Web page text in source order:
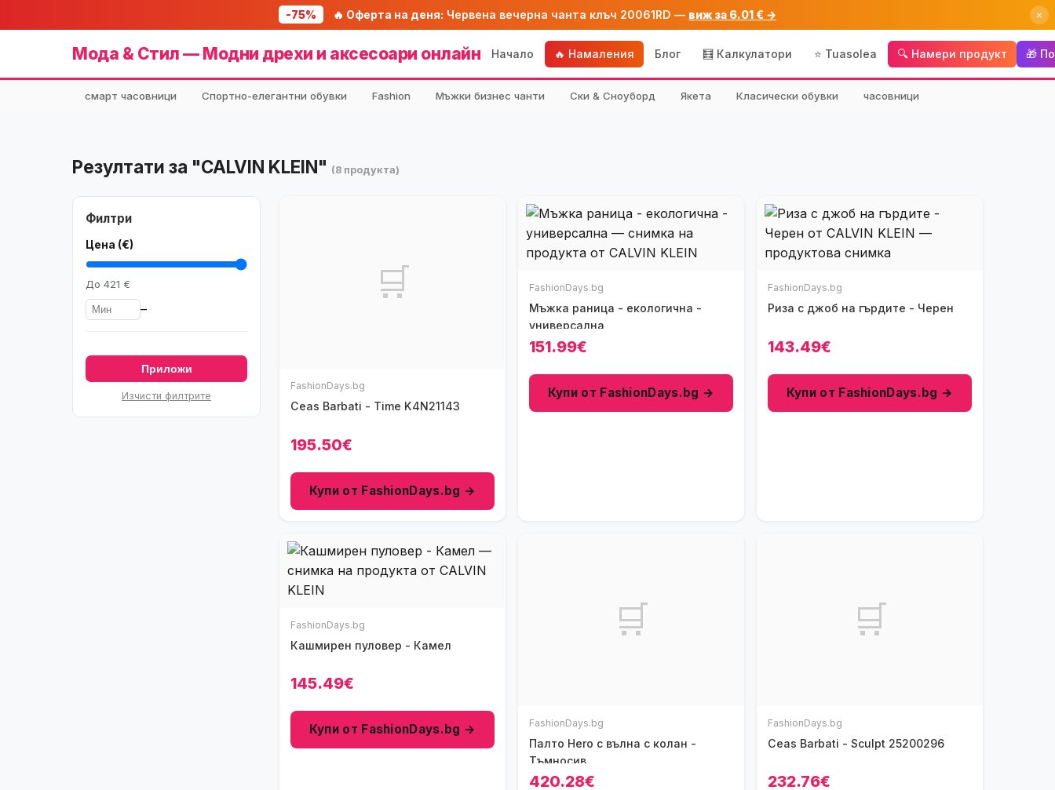
-75% 🔥 Оферта на деня: Червена вечерна чанта клъч 20061RD — виж за 6.01 € → ×
Мода & Стил — Модни дрехи и аксесоари онлайн Начало 🔥 Намаления Блог 🧮 Калкулатори ⭐ Tuasolea 🔍 Намери продукт 🎁
смарт часовници Спортно-елегантни обувки Fashion Мъжки бизнес чанти Ски & Сноуборд Якета Класически обувки часовници
Резултати за "CALVIN KLEIN" (8 продукта)
Филтри
Цена (€)
До 421 €
–
Приложи
Изчисти филтрите
🛒
FashionDays.bg
Ceas Barbati - Time K4N21143
195.50€
Купи от FashionDays.bg →
FashionDays.bg
Мъжка раница - екологична -
универсална
151.99€
Купи от FashionDays.bg →
FashionDays.bg
Риза с джоб на гърдите - Черен
143.49€
Купи от FashionDays.bg →
FashionDays.bg
Кашмирен пуловер - Камел
145.49€
Купи от FashionDays.bg →
🛒
FashionDays.bg
Палто Hero с вълна с колан -
Tъмносив
420.28€
🛒
FashionDays.bg
Ceas Barbati - Sculpt 25200296
232.76€